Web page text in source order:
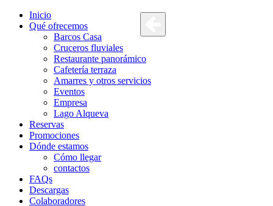
Inicio
Qué ofrecemos
Barcos Casa
Cruceros fluviales
Restaurante panorámico
Cafetería terraza
Amarres y otros servicios
Eventos
Empresa
Lago Alqueva
Reservas
Promociones
Dónde estamos
Cómo llegar
contactos
FAQs
Descargas
Colaboradores